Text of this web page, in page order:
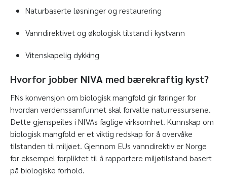
Naturbaserte løsninger og restaurering
Vanndirektivet og økologisk tilstand i kystvann
Vitenskapelig dykking
Hvorfor jobber NIVA med bærekraftig kyst?
FNs konvensjon om biologisk mangfold gir føringer for
hvordan verdenssamfunnet skal forvalte naturressursene.
Dette gjenspeiles i NIVAs faglige virksomhet. Kunnskap om
biologisk mangfold er et viktig redskap for å overvåke
tilstanden til miljøet. Gjennom EUs vanndirektiv er Norge
for eksempel forpliktet til å rapportere miljøtilstand basert
på biologiske forhold.